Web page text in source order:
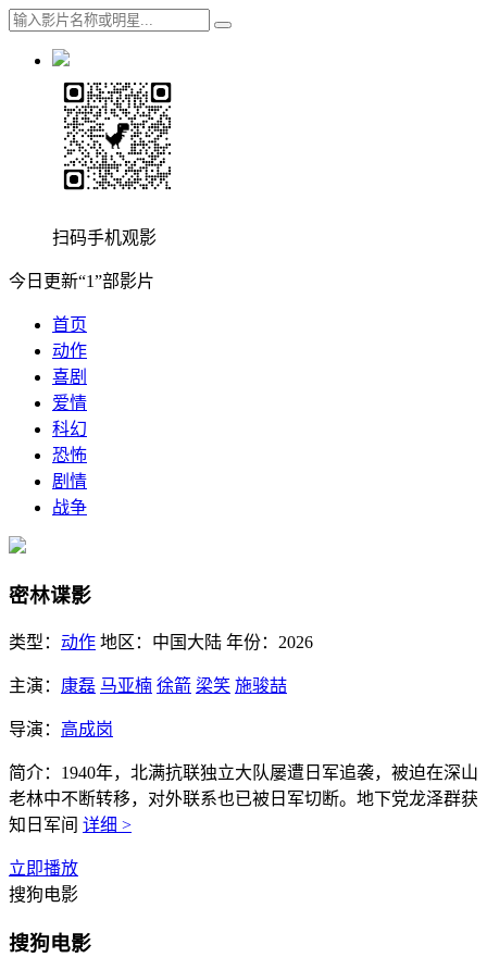
扫码手机观影
今日更新“1”部影片
首页
动作
喜剧
爱情
科幻
恐怖
剧情
战争
密林谍影
类型： 动作 地区： 中国大陆 年份： 2026
主演： 康磊 马亚楠 徐箭 梁笑 施骏喆
导演： 高成岗
简介： 1940年，北满抗联独立大队屡遭日军追袭，被迫在深山
老林中不断转移，对外联系也已被日军切断。地下党龙泽群获
知日军间 详细 >
立即播放
搜狗电影
搜狗电影